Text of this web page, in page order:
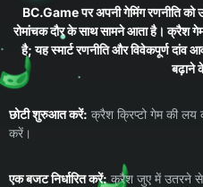
BC.Game पर अपनी गेमिंग रणनीति को
रोमांचक दौर के साथ सामने आता है। क्रैश
है; यह स्मार्ट रणनीति और विवेकपूर्ण
बढ़ाने
छोटी शुरुआत करें: क्रैश क्रिप्टो गेम की
करें।
एक बजट निर्धारित करें: क्रैश जुए में उतरने से